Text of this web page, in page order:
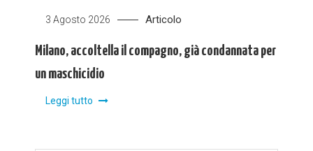
3 Agosto 2026 Articolo
Milano, accoltella il compagno, già condannata per
un maschicidio
Leggi tutto